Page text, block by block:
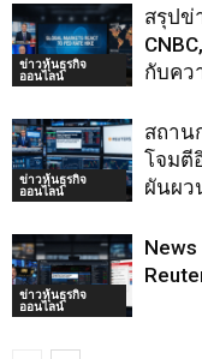
ข่าวหุ้นธุรกิจ
ออนไลน์
สรุปข่
กับคว
ข่าวหุ้นธุรกิจ
ออนไลน์
สถาน
โจมตี
ผันผว
ข่าวหุ้นธุรกิจ
ออนไลน์
News